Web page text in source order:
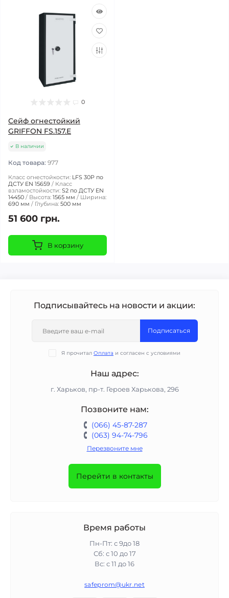
0
Сейф огнестойкий
GRIFFON FS.157.E
В наличии
Код товара: 977
Класс огнестойкости: LFS 30P по
ДСТУ EN 15659
Класс
взламостойкости: S2 по ДСТУ EN
14450
Высота: 1565 мм
Ширина:
690 мм
Глубина: 500 мм
51 600 грн.
В корзину
Подписывайтесь на новости и акции:
Подписаться
Я прочитал Оплата и согласен с условиями
Наш адрес:
г. Харьков, пр-т. Героев Харькова, 296
Позвоните нам:
(066) 45-87-287
(063) 94-74-796
Перезвоните мне
Перейти в контакты
Время работы
Пн-Пт: с 9до 18
Сб: с 10 до 17
Вс: с 11 до 16
safeprom@ukr.net